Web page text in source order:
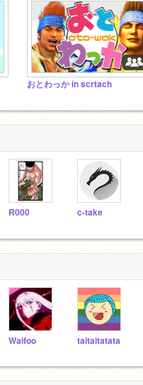
おとわっか in scrtach
R000 c-take
Waifoo taitaitatata